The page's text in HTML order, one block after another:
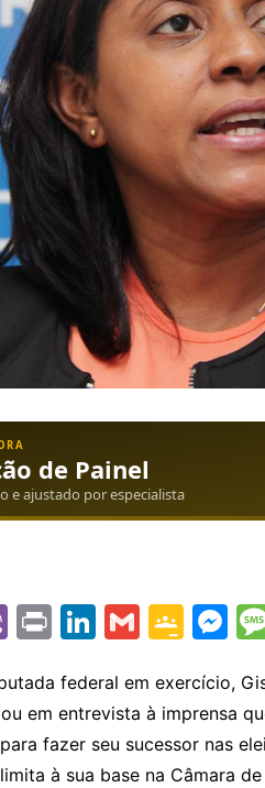
Vi
er
Pr
t
Li
k
e
dI
G
ai
l
G
o
gl
e
M
s
s
e
federal em exercício,
em entrevista à imprensa
fazer seu sucessor nas
à sua base na Câmara de